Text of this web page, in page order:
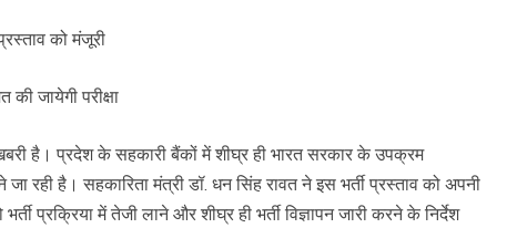
को मंजूरी
जायेगी परीक्षा
है। प्रदेश के सहकारी बैंकों में शीघ्र ही भारत सरकार के उपक्रम
रही है। सहकारिता मंत्री डॉ. धन सिंह रावत ने इस भर्ती प्रस्ताव को अपनी
प्रक्रिया में तेजी लाने और शीघ्र ही भर्ती विज्ञापन जारी करने के निर्देश